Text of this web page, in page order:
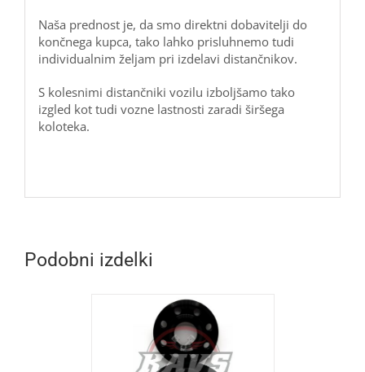
Naša prednost je, da smo direktni dobavitelji do
končnega kupca, tako lahko prisluhnemo tudi
individualnim željam pri izdelavi distančnikov.
S kolesnimi distančniki vozilu izboljšamo tako
izgled kot tudi vozne lastnosti zaradi širšega
koloteka.
Podobni izdelki